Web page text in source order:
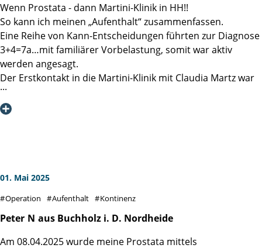
Wenn Prostata - dann Martini-Klinik in HH!!
So kann ich meinen „Aufenthalt“ zusammenfassen.
Eine Reihe von Kann-Entscheidungen führten zur Diagnose
3+4=7a…mit familiärer Vorbelastung, somit war aktiv
werden angesagt.
Der Erstkontakt in die Martini-Klinik mit Claudia Martz war
effektiv und beruhigend, selbst nachdem ein Verdi Streik
den Ersttermin verhindert hat, ging es rasch und
Küchenfrauen, Psycho-Onkologe Alex bis hin zu den
uns Patienten geht, welches der nächste richtige Schritt ist
und begleiteten jeden einzelnen mit emphatischer
01. Mai 2025
Operation Aufenthalt Kontinenz
Peter N aus Buchholz i. D. Nordheide
Am 08.04.2025 wurde meine Prostata mittels